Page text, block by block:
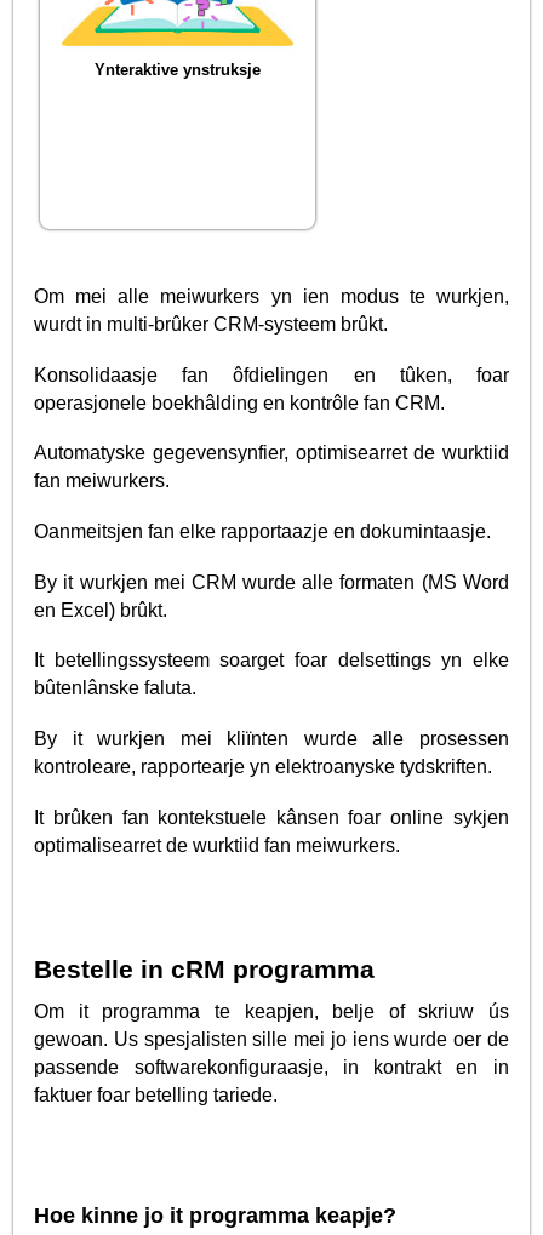
Ynteraktive ynstruksje
Om mei alle meiwurkers yn ien modus te wurkjen,
wurdt in multi-brûker CRM-systeem brûkt.
Konsolidaasje fan ôfdielingen en tûken, foar
operasjonele boekhâlding en kontrôle fan CRM.
Automatyske gegevensynfier, optimisearret de wurktiid
fan meiwurkers.
Oanmeitsjen fan elke rapportaazje en dokumintaasje.
By it wurkjen mei CRM wurde alle formaten (MS Word
en Excel) brûkt.
It betellingssysteem soarget foar delsettings yn elke
bûtenlânske faluta.
By it wurkjen mei kliïnten wurde alle prosessen
kontroleare, rapportearje yn elektroanyske tydskriften.
It brûken fan kontekstuele kânsen foar online sykjen
optimalisearret de wurktiid fan meiwurkers.
Bestelle in cRM programma
Om it programma te keapjen, belje of skriuw ús
gewoan. Us spesjalisten sille mei jo iens wurde oer de
passende softwarekonfiguraasje, in kontrakt en in
faktuer foar betelling tariede.
Hoe kinne jo it programma keapje?